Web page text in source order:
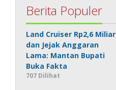
Berita Populer
Land Cruiser Rp2,6 Miliar
dan Jejak Anggaran
Lama: Mantan Bupati
Buka Fakta
707 Dilihat